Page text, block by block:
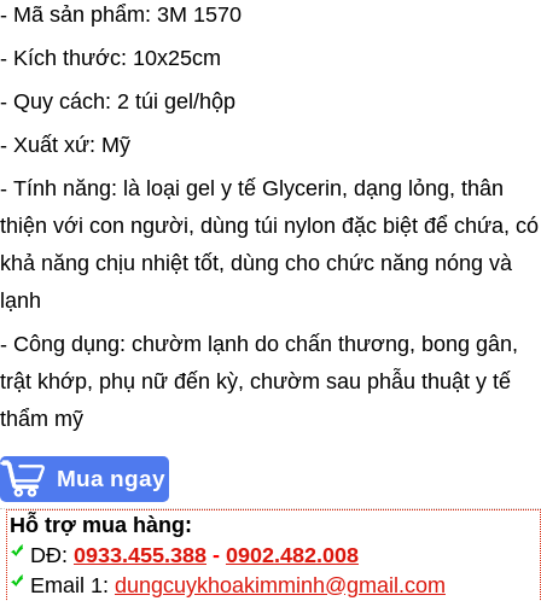
- Mã sản phẩm: 3M 1570
- Kích thước: 10x25cm
- Quy cách: 2 túi gel/hộp
- Xuất xứ: Mỹ
- Tính năng: là loại gel y tế Glycerin, dạng lỏng, thân
thiện với con người, dùng túi nylon đặc biệt để chứa, có
khả năng chịu nhiệt tốt, dùng cho chức năng nóng và
lạnh
- Công dụng: chườm lạnh do chấn thương, bong gân,
trật khớp, phụ nữ đến kỳ, chườm sau phẫu thuật y tế
thẩm mỹ
Hỗ trợ mua hàng:
DĐ: 0933.455.388- 0902.482.008
Email 1: dungcuykhoakimminh@gmail.com